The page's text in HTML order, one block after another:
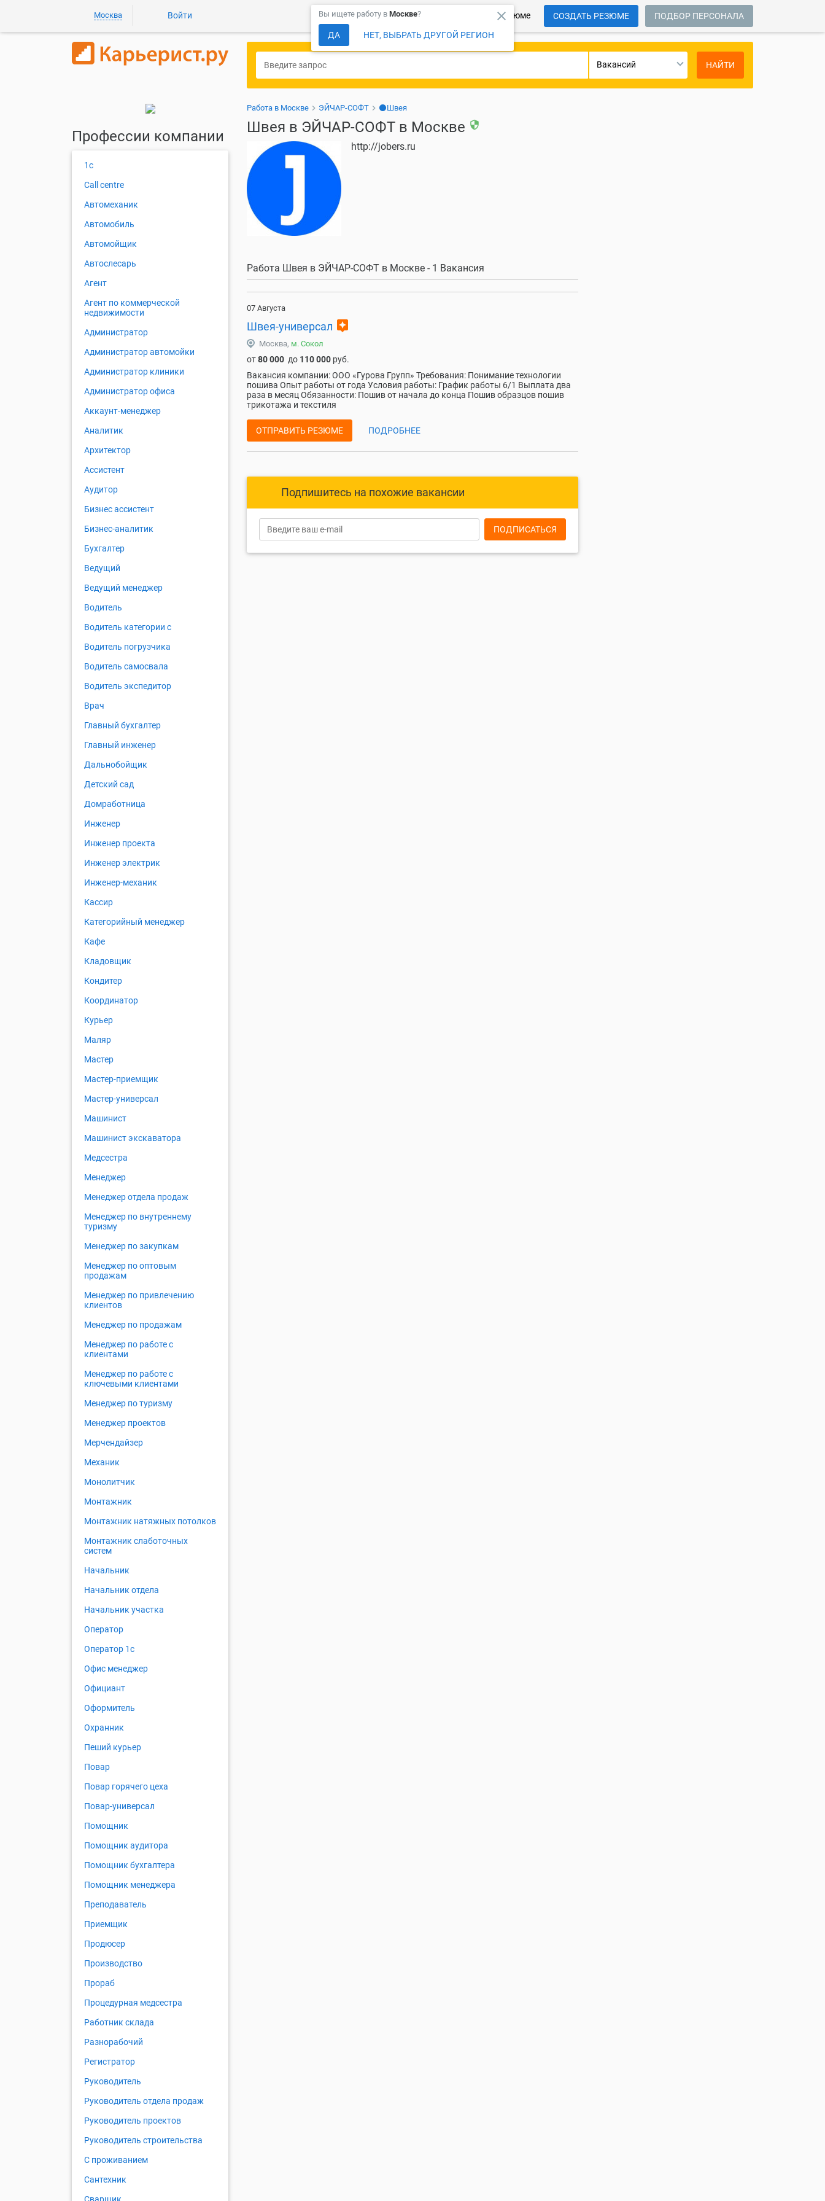
Москва Войти СОЗДАТЬ РЕЗЮМЕ ПОДБОР ПЕРСОНАЛА
Более 150 000 компаний ждут Ваше резюме
close
Вы ищете работу в Москве?
ДА НЕТ, ВЫБРАТЬ ДРУГОЙ РЕГИОН
Вакансий НАЙТИ
Работа в Москве ЭЙЧАР-СОФТ ⚫Швея
Швея в ЭЙЧАР-СОФТ в Москве security
http://jobers.ru
Работа Швея в ЭЙЧАР-СОФТ в Москве - 1 Вакансия
07 Августа
Швея-универсал assistant
Москва, м. Сокол
от80 000 до 110 000 руб.
Вакансия компании: ООО «Гурова Групп» Требования: Понимание технологии
пошива Опыт работы от года Условия работы: График работы 6/1 Выплата два
раза в месяц Обязанности: Пошив от начала до конца Пошив образцов пошив
трикотажа и текстиля
ОТПРАВИТЬ РЕЗЮМЕ ПОДРОБНЕЕ
Подпишитесь на похожие вакансии
ПОДПИСАТЬСЯ
Профессии компании
1с
Call centre
Автомеханик
Автомобиль
Автомойщик
Автослесарь
Агент
Агент по коммерческой
недвижимости
Администратор
Администратор автомойки
Администратор клиники
Администратор офиса
Аккаунт-менеджер
Аналитик
Архитектор
Ассистент
Аудитор
Бизнес ассистент
Бизнес-аналитик
Бухгалтер
Ведущий
Ведущий менеджер
Водитель
Водитель категории c
Водитель погрузчика
Водитель самосвала
Водитель экспедитор
Врач
Главный бухгалтер
Главный инженер
Дальнобойщик
Детский сад
Домработница
Инженер
Инженер проекта
Инженер электрик
Инженер-механик
Кассир
Категорийный менеджер
Кафе
Кладовщик
Кондитер
Координатор
Курьер
Маляр
Мастер
Мастер-приемщик
Мастер-универсал
Машинист
Машинист экскаватора
Медсестра
Менеджер
Менеджер отдела продаж
Менеджер по внутреннему
туризму
Менеджер по закупкам
Менеджер по оптовым
продажам
Менеджер по привлечению
клиентов
Менеджер по продажам
Менеджер по работе с
клиентами
Менеджер по работе с
ключевыми клиентами
Менеджер по туризму
Менеджер проектов
Мерчендайзер
Механик
Монолитчик
Монтажник
Монтажник натяжных потолков
Монтажник слаботочных
систем
Начальник
Начальник отдела
Начальник участка
Оператор
Оператор 1с
Офис менеджер
Официант
Оформитель
Охранник
Пеший курьер
Повар
Повар горячего цеха
Повар-универсал
Помощник
Помощник аудитора
Помощник бухгалтера
Помощник менеджера
Преподаватель
Приемщик
Продюсер
Производство
Прораб
Процедурная медсестра
Работник склада
Разнорабочий
Регистратор
Руководитель
Руководитель отдела продаж
Руководитель проектов
Руководитель строительства
С проживанием
Сантехник